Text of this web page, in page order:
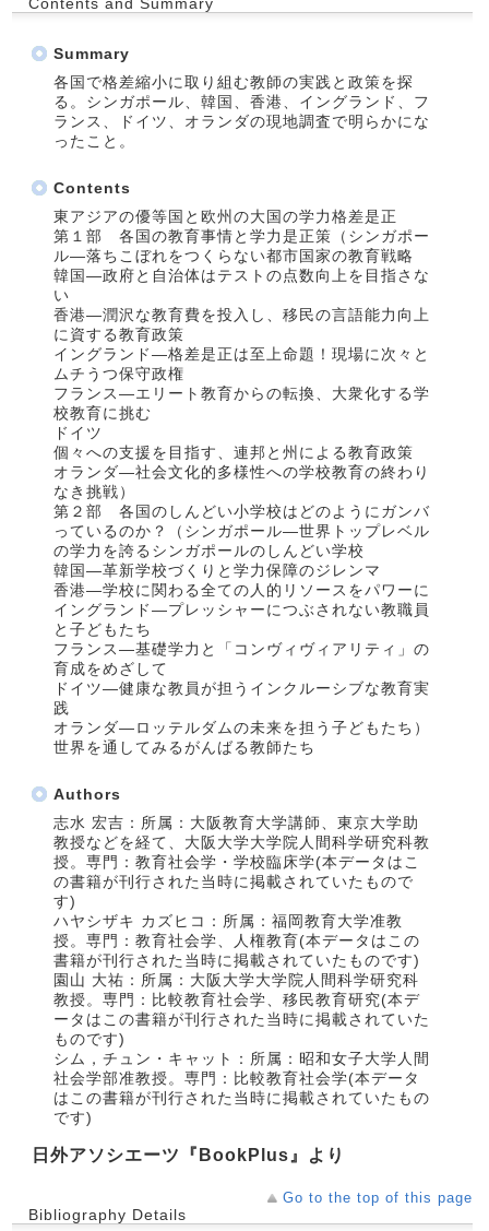
Summary
各国で格差縮小に取り組む教師の実践と政策を探
る。シンガポール、韓国、香港、イングランド、フ
ランス、ドイツ、オランダの現地調査で明らかにな
ったこと。
Contents
東アジアの優等国と欧州の大国の学力格差是正
第１部 各国の教育事情と学力是正策（シンガポー
ル―落ちこぼれをつくらない都市国家の教育戦略
韓国―政府と自治体はテストの点数向上を目指さな
い
香港―潤沢な教育費を投入し、移民の言語能力向上
に資する教育政策
イングランド―格差是正は至上命題！現場に次々と
ムチうつ保守政権
フランス―エリート教育からの転換、大衆化する学
校教育に挑む
ドイツ
個々への支援を目指す、連邦と州による教育政策
オランダ―社会文化的多様性への学校教育の終わり
なき挑戦）
第２部 各国のしんどい小学校はどのようにガンバ
っているのか？（シンガポール―世界トップレベル
の学力を誇るシンガポールのしんどい学校
韓国―革新学校づくりと学力保障のジレンマ
香港―学校に関わる全ての人的リソースをパワーに
イングランド―プレッシャーにつぶされない教職員
と子どもたち
フランス―基礎学力と「コンヴィヴィアリティ」の
育成をめざして
ドイツ―健康な教員が担うインクルーシブな教育実
践
オランダ―ロッテルダムの未来を担う子どもたち）
世界を通してみるがんばる教師たち
Authors
志水 宏吉：所属：大阪教育大学講師、東京大学助
教授などを経て、大阪大学大学院人間科学研究科教
授。専門：教育社会学・学校臨床学(本データはこ
の書籍が刊行された当時に掲載されていたもので
す)
ハヤシザキ カズヒコ：所属：福岡教育大学准教
授。専門：教育社会学、人権教育(本データはこの
書籍が刊行された当時に掲載されていたものです)
園山 大祐：所属：大阪大学大学院人間科学研究科
教授。専門：比較教育社会学、移民教育研究(本デ
ータはこの書籍が刊行された当時に掲載されていた
ものです)
シム，チュン・キャット：所属：昭和女子大学人間
社会学部准教授。専門：比較教育社会学(本データ
はこの書籍が刊行された当時に掲載されていたもの
です)
日外アソシエーツ『BookPlus』より
Go to the top of this page
Bibliography Details